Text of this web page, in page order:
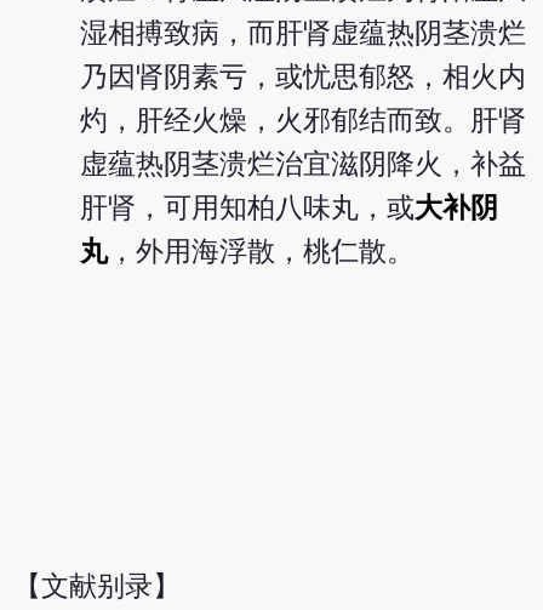
湿相搏致病，而肝肾虚蕴热阴茎溃烂
乃因肾阴素亏，或忧思郁怒，相火内
灼，肝经火燥，火邪郁结而致。肝肾
虚蕴热阴茎溃烂治宜滋阴降火，补益
肝肾，可用知柏八味丸，或大补阴
丸，外用海浮散，桃仁散。
【文献别录】